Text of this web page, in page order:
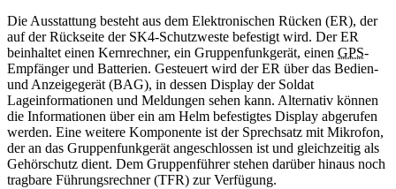
Die Ausstattung besteht aus dem Elektronischen Rücken (ER), der
auf der Rückseite der SK4-Schutzweste befestigt wird. Der ER
beinhaltet einen Kernrechner, ein Gruppenfunkgerät, einen GPS-
Empfänger und Batterien. Gesteuert wird der ER über das Bedien-
und Anzeigegerät (BAG), in dessen Display der Soldat
Lageinformationen und Meldungen sehen kann. Alternativ können
die Informationen über ein am Helm befestigtes Display abgerufen
werden. Eine weitere Komponente ist der Sprechsatz mit Mikrofon,
der an das Gruppenfunkgerät angeschlossen ist und gleichzeitig als
Gehörschutz dient. Dem Gruppenführer stehen darüber hinaus noch
tragbare Führungsrechner (TFR) zur Verfügung.